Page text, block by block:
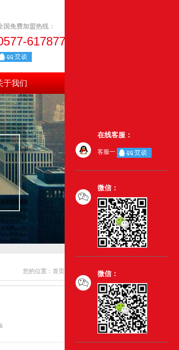
国免费加盟热线：
61787771
于我们
您的位置： 首页 >公司新闻
在线客服：
客服一
微信：
微信：